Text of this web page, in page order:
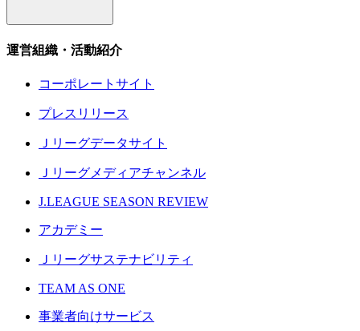
運営組織・活動紹介
コーポレートサイト
プレスリリース
Ｊリーグデータサイト
Ｊリーグメディアチャンネル
J.LEAGUE SEASON REVIEW
アカデミー
Ｊリーグサステナビリティ
TEAM AS ONE
事業者向けサービス